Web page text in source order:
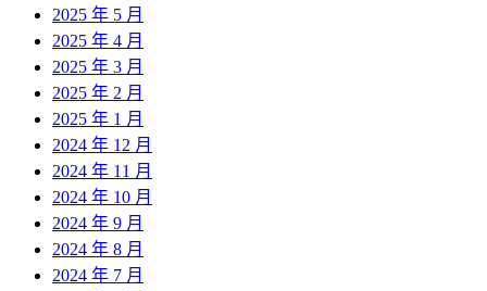
2025 年 5 月
2025 年 4 月
2025 年 3 月
2025 年 2 月
2025 年 1 月
2024 年 12 月
2024 年 11 月
2024 年 10 月
2024 年 9 月
2024 年 8 月
2024 年 7 月